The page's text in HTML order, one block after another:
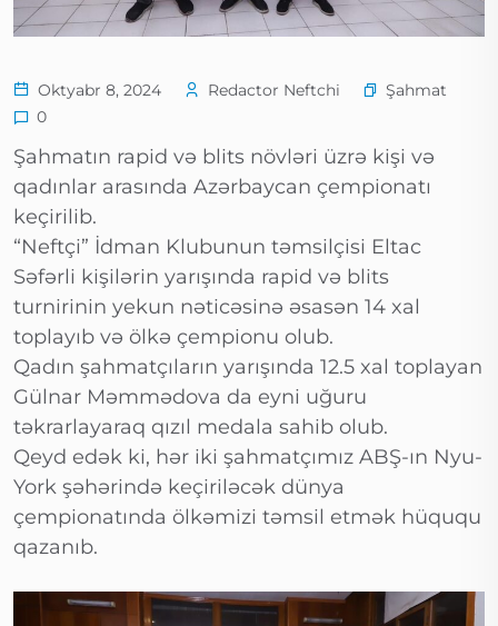
Oktyabr 8, 2024 Redactor Neftchi
Şahmat
0
Şahmatın rapid və blits növləri üzrə kişi və
qadınlar arasında Azərbaycan çempionatı
keçirilib.
“Neftçi” İdman Klubunun təmsilçisi Eltac
Səfərli kişilərin yarışında rapid və blits
turnirinin yekun nəticəsinə əsasən 14 xal
toplayıb və ölkə çempionu olub.
Qadın şahmatçıların yarışında 12.5 xal toplayan
Gülnar Məmmədova da eyni uğuru
təkrarlayaraq qızıl medala sahib olub.
Qeyd edək ki, hər iki şahmatçımız ABŞ-ın Nyu-
York şəhərində keçiriləcək dünya
çempionatında ölkəmizi təmsil etmək hüququ
qazanıb.